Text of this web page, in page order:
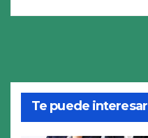
Te puede interesar